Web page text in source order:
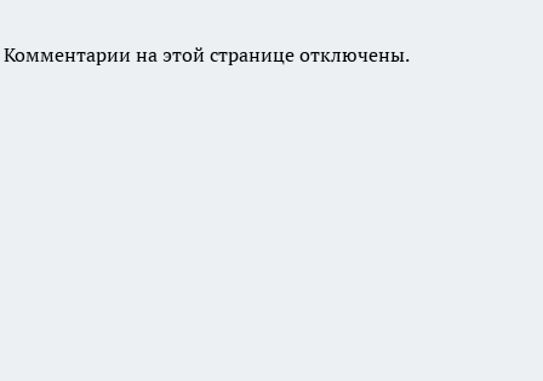
Комментарии на этой странице отключены.